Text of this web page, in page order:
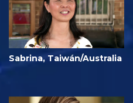
Sabrina, Taiwán/Australia